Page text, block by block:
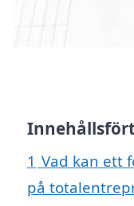
1 Vad kan ett
på